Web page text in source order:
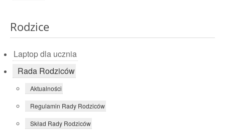
Rodzice
Laptop dla ucznia
Rada Rodziców
Aktualności
Regulamin Rady Rodziców
Skład Rady Rodziców